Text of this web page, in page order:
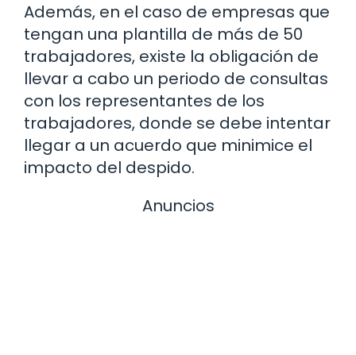
Además, en el caso de empresas que
tengan una plantilla de más de 50
trabajadores, existe la obligación de
llevar a cabo un periodo de consultas
con los representantes de los
trabajadores, donde se debe intentar
llegar a un acuerdo que minimice el
impacto del despido.
Anuncios